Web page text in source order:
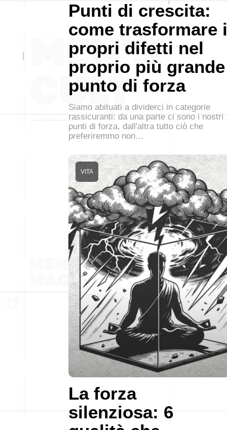
Punti di crescita:
come trasformare i
propri difetti nel
proprio più grande
punto di forza
Siamo abituati a dividerci in categorie
rassicuranti: da una parte ci sono i nostri
punti di forza, dall'altra tutto ciò che
preferiremmo non…
La forza
silenziosa: 6
VITA